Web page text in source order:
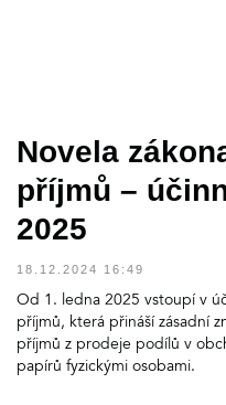
Novela
příjmů –
2025
18.12.2024 16:49
Od 1. ledna 2025 vstoupí v
příjmů, která přináší zásadní
příjmů z prodeje podílů v
papírů fyzickými osobami.